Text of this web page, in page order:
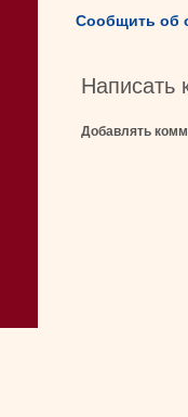
Сообщить об
Написать
Добавлять